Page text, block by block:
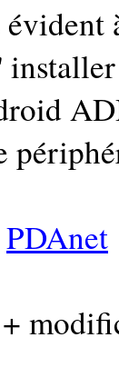
PDAnet